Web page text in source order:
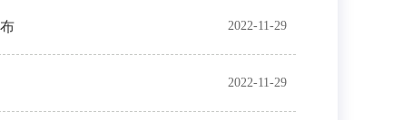
2022-11-29
2022-11-29